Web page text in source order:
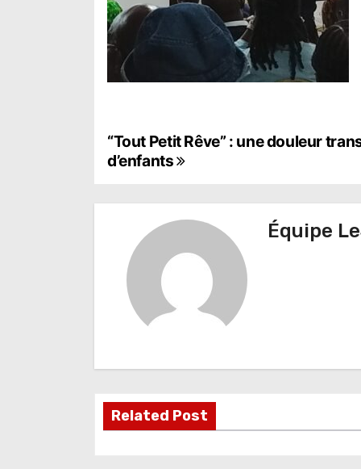
N
a
v
i
n
“Tout Petit Rêve” : une douleur
d’enfants
Équipe
Related Post